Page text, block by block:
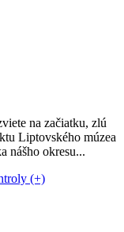
na začiatku, zlú
Liptovského múzea
nášho okresu...